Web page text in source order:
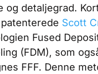
og detaljegrad.
patenterede Scott
Fused
(FDM), som
FFF. Denne